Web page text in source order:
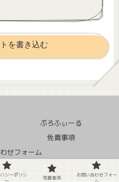
を書き込む
ぷろふぃーる
免責事項
せフォーム
田舎の中の蛙.
シーポリシ
ー
免責事項
お問い合わせフォー
ム